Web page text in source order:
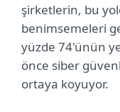
şirketlerin, bu
benimsemeleri
yüzde 74'ünün
önce siber
ortaya koyuyor.